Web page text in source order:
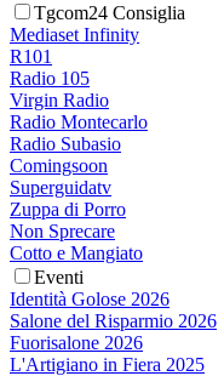
Tgcom24 Consiglia
Mediaset Infinity
R101
Radio 105
Virgin Radio
Radio Montecarlo
Radio Subasio
Comingsoon
Superguidatv
Zuppa di Porro
Non Sprecare
Cotto e Mangiato
Eventi
Identità Golose 2026
Salone del Risparmio 2026
Fuorisalone 2026
L'Artigiano in Fiera 2025